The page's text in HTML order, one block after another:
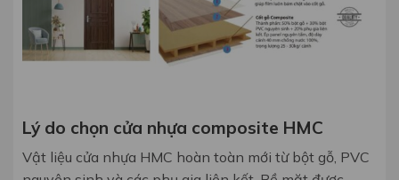
Lý do chọn cửa nhựa composite HMC
Vật liệu cửa nhựa HMC hoàn toàn mới từ bột gỗ, PVC